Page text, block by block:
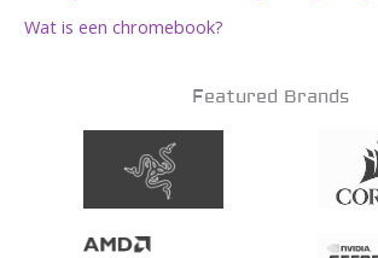
Wat is een chromebook?
Featured Brands